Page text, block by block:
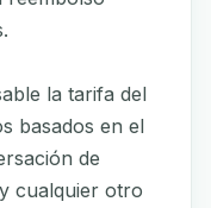
la tarifa del
basados en el
de
cualquier otro